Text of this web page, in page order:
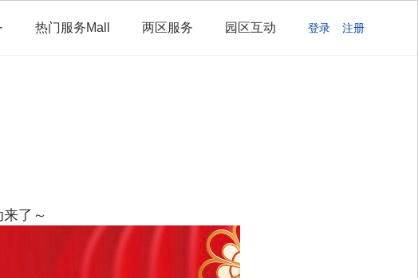
热门服务Mall 两区服务 园区互动 登录 注册
了～